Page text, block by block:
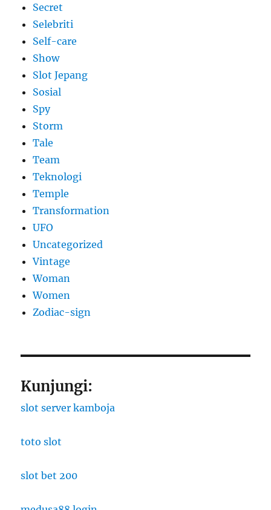
Secret
Selebriti
Self-care
Show
Slot Jepang
Sosial
Spy
Storm
Tale
Team
Teknologi
Temple
Transformation
UFO
Uncategorized
Vintage
Woman
Women
Zodiac-sign
Kunjungi:
slot server kamboja
toto slot
slot bet 200